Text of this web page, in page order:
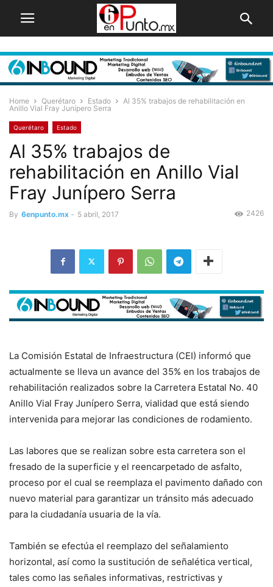
Home Querétaro Estado
Al 35% trabajos de rehabilitación en
Anillo Vial Fray Junípero Serra
Querétaro Estado
Al 35% trabajos de
rehabilitación en Anillo Vial
Fray Junípero Serra
By 6enpunto.mx - 5 abril, 2017 2426
La Comisión Estatal de Infraestructura (CEI) informó que
actualmente se lleva un avance del 35% en los trabajos de
rehabilitación realizados sobre la Carretera Estatal No. 40
Anillo Vial Fray Junípero Serra, vialidad que está siendo
intervenida para mejorar las condiciones de rodamiento.
Las labores que se realizan sobre esta carretera son el
fresado de la superficie y el reencarpetado de asfalto,
proceso por el cual se reemplaza el pavimento dañado con
nuevo material para garantizar un tránsito más adecuado
para la ciudadanía usuaria de la vía.
También se efectúa el reemplazo del señalamiento
horizontal, así como la sustitución de señalética vertical,
tales como las señales informativas, restrictivas y